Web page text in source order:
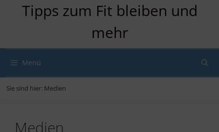
Tipps zum Fit bleiben und
mehr
Menü
Sie sind hier: Medien
Medien